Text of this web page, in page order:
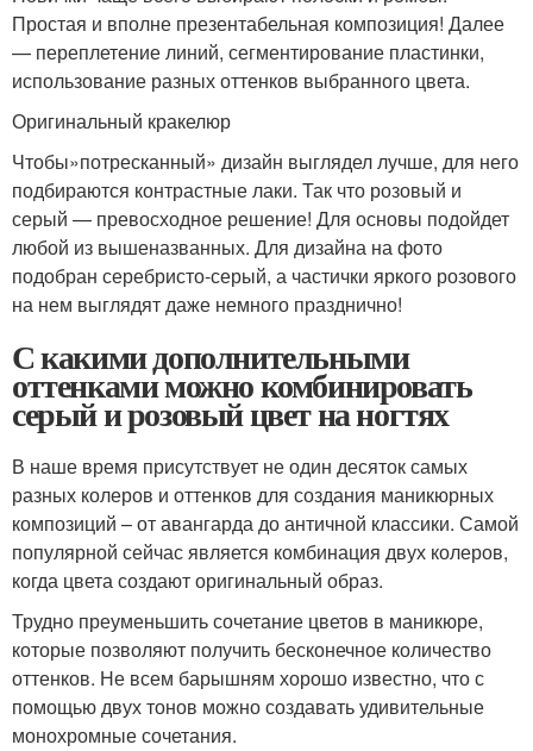
Простая и вполне презентабельная композиция! Далее
— переплетение линий, сегментирование пластинки,
использование разных оттенков выбранного цвета.
Оригинальный кракелюр
Чтобы»потресканный» дизайн выглядел лучше, для него
подбираются контрастные лаки. Так что розовый и
серый — превосходное решение! Для основы подойдет
любой из вышеназванных. Для дизайна на фото
подобран серебристо-серый, а частички яркого розового
на нем выглядят даже немного празднично!
С какими дополнительными
оттенками можно комбинировать
серый и розовый цвет на ногтях
В наше время присутствует не один десяток самых
разных колеров и оттенков для создания маникюрных
композиций – от авангарда до античной классики. Самой
популярной сейчас является комбинация двух колеров,
когда цвета создают оригинальный образ.
Трудно преуменьшить сочетание цветов в маникюре,
которые позволяют получить бесконечное количество
оттенков. Не всем барышням хорошо известно, что с
помощью двух тонов можно создавать удивительные
монохромные сочетания.